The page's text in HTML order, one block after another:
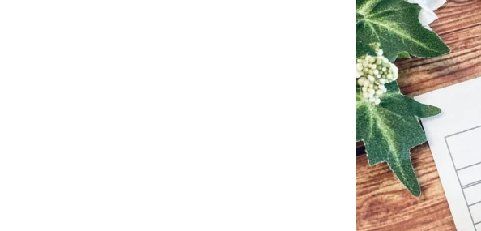
付帯塗装
点検
解体と清掃
完了日
外壁塗装の工程表は目